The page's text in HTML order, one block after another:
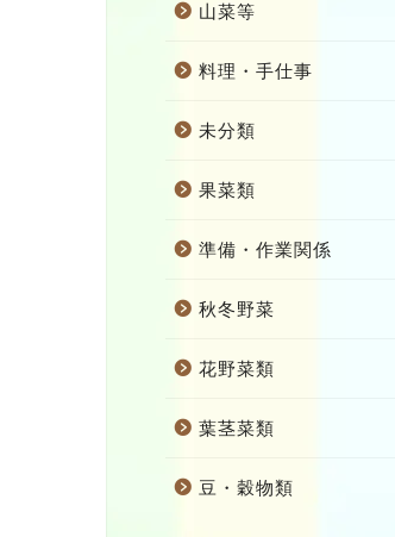
山菜等
料理・手仕事
未分類
果菜類
準備・作業関係
秋冬野菜
花野菜類
葉茎菜類
豆・穀物類